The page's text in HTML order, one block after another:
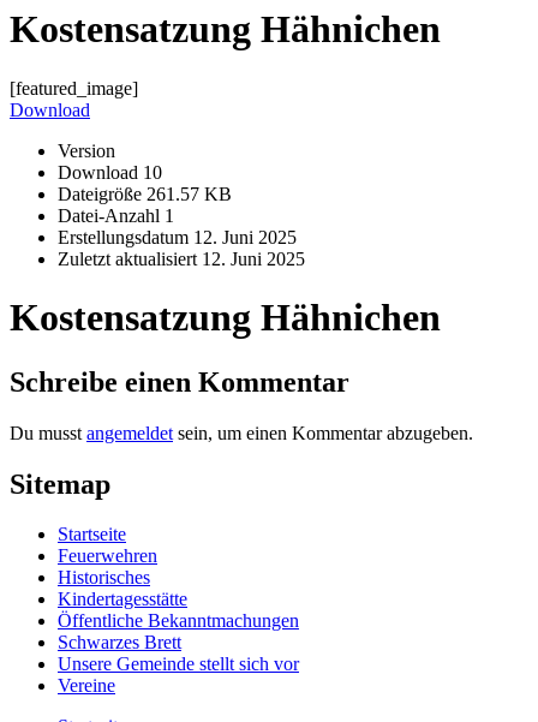
Kostensatzung Hähnichen
[featured_image]
Download
Version
Download 10
Dateigröße 261.57 KB
Datei-Anzahl 1
Erstellungsdatum 12. Juni 2025
Zuletzt aktualisiert 12. Juni 2025
Kostensatzung Hähnichen
Schreibe einen Kommentar
Du musst angemeldet sein, um einen Kommentar abzugeben.
Sitemap
Startseite
Feuerwehren
Historisches
Kindertagesstätte
Öffentliche Bekanntmachungen
Schwarzes Brett
Unsere Gemeinde stellt sich vor
Vereine